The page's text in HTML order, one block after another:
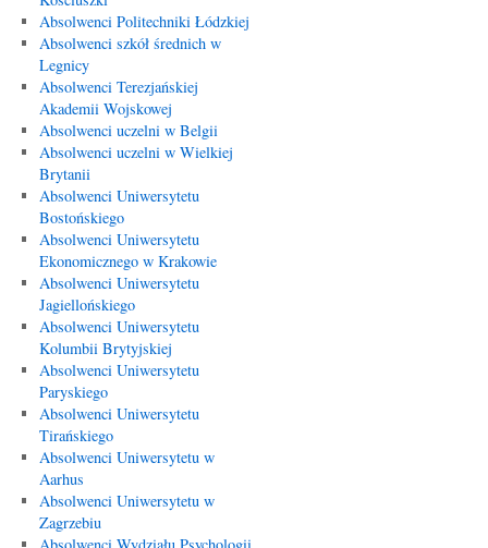
Absolwenci Politechniki Łódzkiej
Absolwenci szkół średnich w
Legnicy
Absolwenci Terezjańskiej
Akademii Wojskowej
Absolwenci uczelni w Belgii
Absolwenci uczelni w Wielkiej
Brytanii
Absolwenci Uniwersytetu
Bostońskiego
Absolwenci Uniwersytetu
Ekonomicznego w Krakowie
Absolwenci Uniwersytetu
Jagiellońskiego
Absolwenci Uniwersytetu
Kolumbii Brytyjskiej
Absolwenci Uniwersytetu
Paryskiego
Absolwenci Uniwersytetu
Tirańskiego
Absolwenci Uniwersytetu w
Aarhus
Absolwenci Uniwersytetu w
Zagrzebiu